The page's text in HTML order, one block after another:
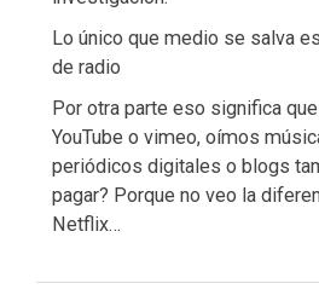
Lo único que medio se salva
de radio
Por otra parte eso significa
YouTube o vimeo, oímos
periódicos digitales o blogs
pagar? Porque no veo la
Netflix…